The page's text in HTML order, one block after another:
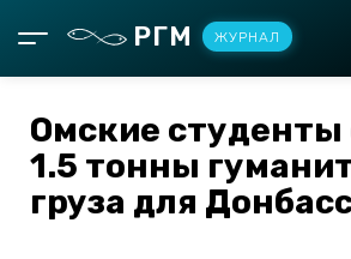
РГМ ЖУРНАЛ
Омские студенты
1.5 тонны
груза для